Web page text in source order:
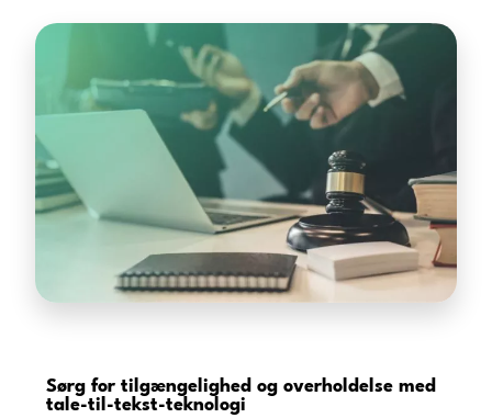
Sørg for tilgængelighed og overholdelse med
tale-til-tekst-teknologi